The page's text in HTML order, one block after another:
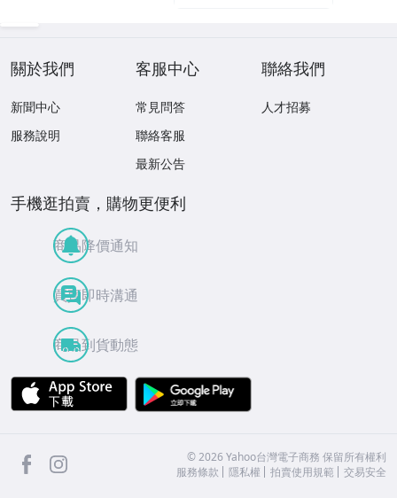
關於我們
新聞中心
服務說明
客服中心
常見問答
聯絡客服
最新公告
聯絡我們
人才招募
手機逛拍賣，購物更便利
商品降價通知
買賣即時溝通
商品到貨動態
APP Store
facebook ©2026 Yahoo台灣電子商務 保留所有權利
服務條款
隱私權 拍賣使用規範 交易安全